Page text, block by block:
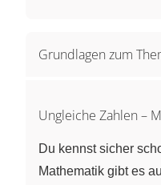
Grundlagen zum
Ungleiche Zahlen –
Du kennst sicher
Mathematik gibt es